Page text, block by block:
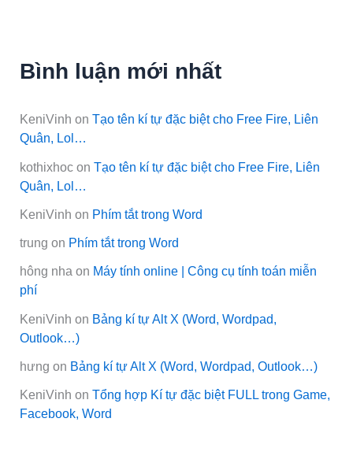
Bình luận mới nhất
KeniVinh onTạo tên kí tự đặc biệt cho Free Fire, Liên
Quân, Lol…
kothixhoc onTạo tên kí tự đặc biệt cho Free Fire, Liên
Quân, Lol…
KeniVinh on Phím tắt trong Word
trung on Phím tắt trong Word
hông nha on Máy tính online | Công cụ tính toán miễn
phí
KeniVinh on Bảng kí tự Alt X (Word, Wordpad,
Outlook…)
hưng on Bảng kí tự Alt X (Word, Wordpad, Outlook…)
KeniVinh onTổng hợp Kí tự đặc biệt FULL trong Game,
Facebook, Word